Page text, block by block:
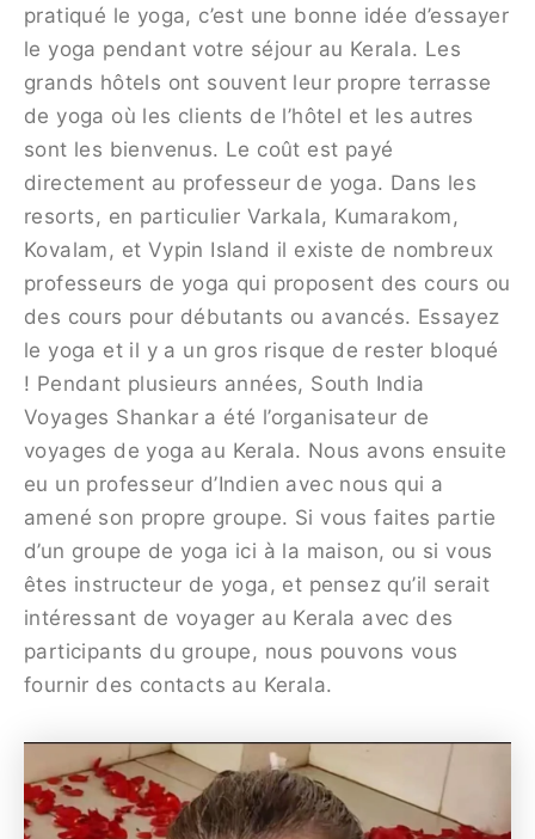
pratiqué le yoga, c’est une bonne idée d’essayer
le yoga pendant votre séjour au Kerala. Les
grands hôtels ont souvent leur propre terrasse
de yoga où les clients de l’hôtel et les autres
sont les bienvenus. Le coût est payé
directement au professeur de yoga. Dans les
resorts, en particulier Varkala, Kumarakom,
Kovalam, et Vypin Island il existe de nombreux
professeurs de yoga qui proposent des cours ou
des cours pour débutants ou avancés. Essayez
le yoga et il y a un gros risque de rester bloqué
! Pendant plusieurs années, South India
Voyages Shankar a été l’organisateur de
voyages de yoga au Kerala. Nous avons ensuite
eu un professeur d’Indien avec nous qui a
amené son propre groupe. Si vous faites partie
d’un groupe de yoga ici à la maison, ou si vous
êtes instructeur de yoga, et pensez qu’il serait
intéressant de voyager au Kerala avec des
participants du groupe, nous pouvons vous
fournir des contacts au Kerala.